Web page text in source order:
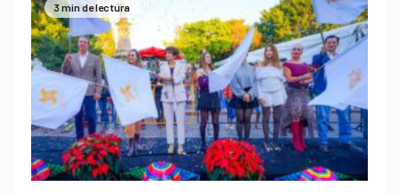
3 min de lectura